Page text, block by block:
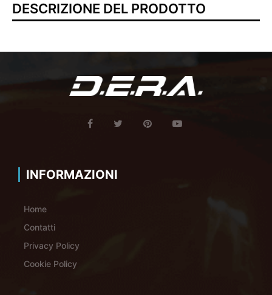
DESCRIZIONE DEL PRODOTTO
INFORMAZIONI
Home
Contatti
Privacy Policy
Cookie Policy